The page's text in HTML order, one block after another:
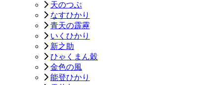
天のつぶ
なすひかり
青天の霹靂
いくひかり
新之助
ひゃくまん穀
金色の風
能登ひかり